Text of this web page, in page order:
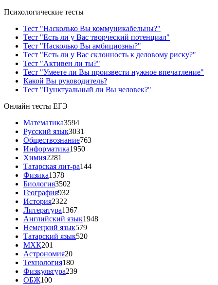
Психологические тесты
Тест "Насколько Вы коммуникабельны?"
Тест "Есть ли у Вас творческий потенциал"
Тест "Насколько Вы амбициозны?"
Тест "Есть ли у Вас склонность к деловому риску?"
Тест "Активен ли ты?"
Тест "Умеете ли Вы произвести нужное впечатление"
Какой Вы руководитель?
Тест "Пунктуальный ли Вы человек?"
Онлайн тесты ЕГЭ
Математика3594
Русский язык3031
Обществознание763
Информатика1950
Химия2281
Татарская лит-ра144
Физика1378
Биология3502
География932
История2322
Литература1367
Английский язык1948
Немецкий язык579
Татарский язык520
МХК201
Астрономия20
Технология180
Физкультура239
ОБЖ100